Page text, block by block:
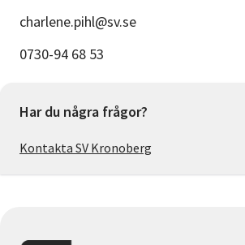
charlene.pihl@sv.se
0730-94 68 53
Har du några frågor?
Kontakta SV Kronoberg